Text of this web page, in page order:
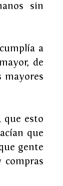
sin
a
de
mayores
que esto
que
gente
compras